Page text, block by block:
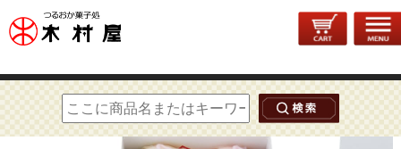
トップページ>出産内祝い> 紅白饅頭（寿饅頭）5個入【直径約10.5cm】